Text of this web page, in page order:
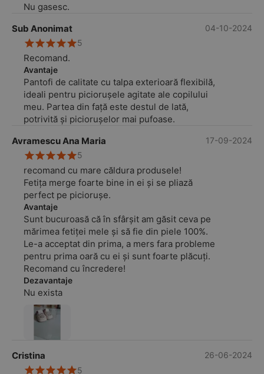
Nu gasesc.
Sub Anonimat
04-10-2024
5
Recomand.
Avantaje
Pantofi de calitate cu talpa exterioară flexibilă,
ideali pentru piciorușele agitate ale copilului
meu. Partea din față este destul de lată,
potrivită și piciorușelor mai pufoase.
Avramescu Ana Maria
17-09-2024
5
recomand cu mare căldura produsele!
Fetița merge foarte bine in ei și se pliază
perfect pe piciorușe.
Avantaje
Sunt bucuroasă că în sfârșit am găsit ceva pe
mărimea fetiței mele și să fie din piele 100%.
Le-a acceptat din prima, a mers fara probleme
pentru prima oară cu ei și sunt foarte plăcuți.
Recomand cu încredere!
Dezavantaje
Nu exista
Cristina
26-06-2024
5